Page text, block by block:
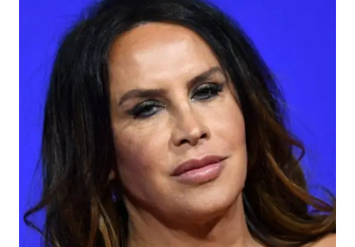
GEVANGENISSTRAF
VOOR
JOURNALISTEN
DIE
BERICHTEN
OVER
İMAMOĞLU-
PROTESTEN